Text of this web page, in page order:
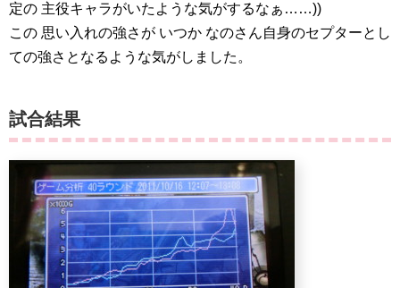
定の 主役キャラがいたような気がするなぁ……))
この 思い入れの強さが いつか なのさん自身のセプターとし
ての強さとなるような気がしました。
試合結果